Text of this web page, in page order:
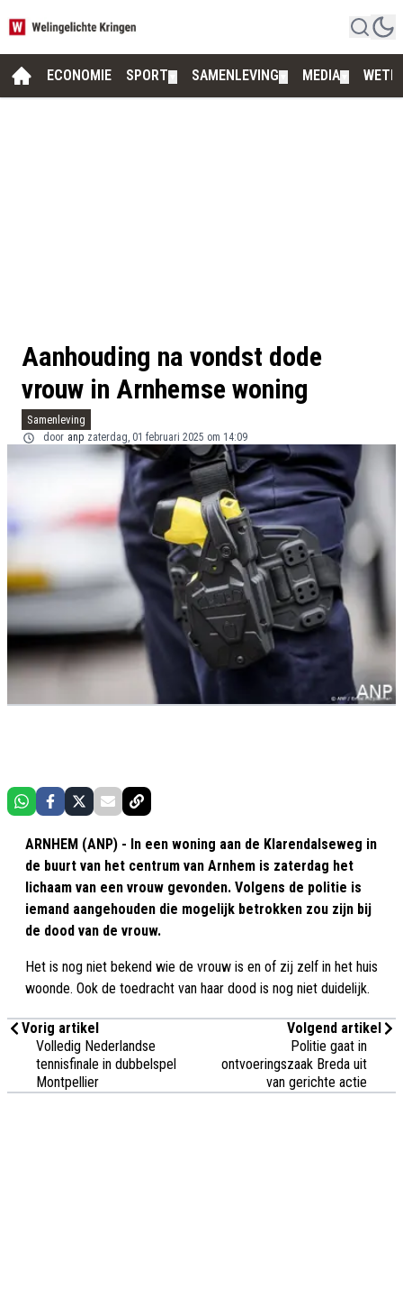
ECONOMIE SPORT SAMENLEVING MEDIA
Aanhouding na vondst dode
vrouw in Arnhemse woning
Samenleving
door anp zaterdag, 01 februari 2025 om 14:09
ARNHEM (ANP) - In een woning aan de Klarendalseweg in
de buurt van het centrum van Arnhem is zaterdag het
lichaam van een vrouw gevonden. Volgens de politie is
iemand aangehouden die mogelijk betrokken zou zijn bij
de dood van de vrouw.
Het is nog niet bekend wie de vrouw is en of zij zelf in het huis
woonde. Ook de toedracht van haar dood is nog niet duidelijk.
Vorig artikel
Volledig Nederlandse
tennisfinale in dubbelspel
Montpellier
Volgend artikel
Politie gaat in
ontvoeringszaak Breda uit
van gerichte actie